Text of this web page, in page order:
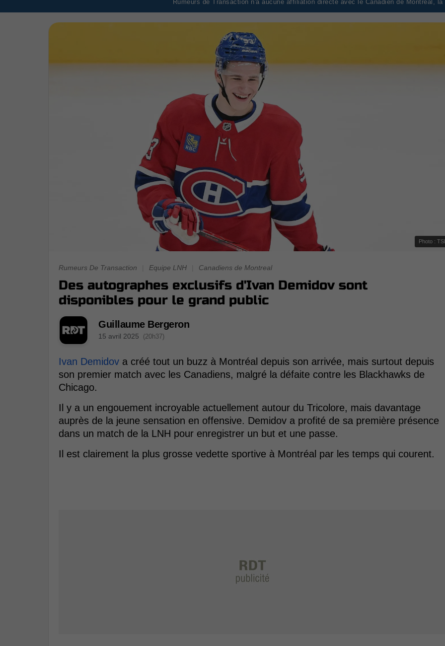
Rumeurs de Transaction n'a aucune affiliation directe avec le Canadien de Montréal, la
Photo :
Rumeurs De Transaction Equipe LNH Canadiens de Montreal
Des autographes exclusifs d'Ivan Demidov sont
disponibles pour le grand public
Guillaume Bergeron
15 avril 2025 (20h37)
Ivan Demidov a créé tout un buzz à Montréal depuis son arrivée, mais surtout depuis
son premier match avec les Canadiens, malgré la défaite contre les Blackhawks de
Chicago.
Il y a un engouement incroyable actuellement autour du Tricolore, mais davantage
auprès de la jeune sensation en offensive. Demidov a profité de sa première présence
dans un match de la LNH pour enregistrer un but et une passe.
Il est clairement la plus grosse vedette sportive à Montréal par les temps qui courent.